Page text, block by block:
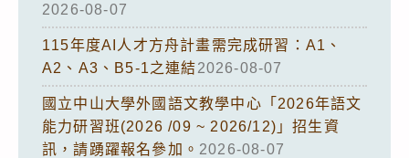
2026-08-07
115年度AI人才方舟計畫需完成研習：A1、
A2、A3、B5-1之連結2026-08-07
國立中山大學外國語文教學中心「2026年語文
能力研習班(2026 /09 ~ 2026/12)」招生資
訊，請踴躍報名參加。 2026-08-07